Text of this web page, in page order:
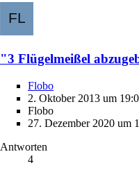
"3 Flügelmeißel
Flobo
2. Oktober 2013 um
Flobo
27. Dezember 2020 um
Antworten
4